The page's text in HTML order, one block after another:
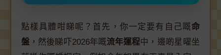
點樣具體咁睇呢？首先，你一定要有自己嘅命
盤 ，然後睇吓2026年嘅流年運程中，邊啲星曜坐